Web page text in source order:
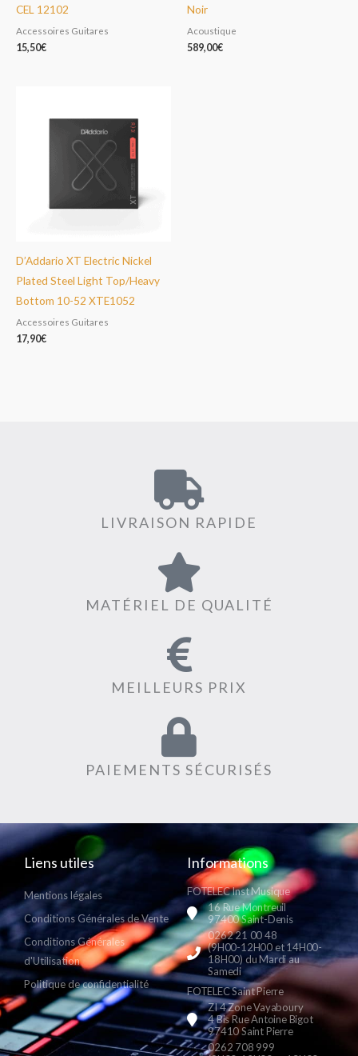
CEL 12102
Accessoires Guitares
15,50€
Noir
Acoustique
589,00€
D’Addario XT Electric Nickel
Plated Steel Light Top/Heavy
Bottom 10-52 XTE1052
Accessoires Guitares
17,90€
LIVRAISON RAPIDE
MATÉRIEL DE QUALITÉ
MEILLEURS PRIX
PAIEMENTS SÉCURISÉS
Liens utiles
Mentions légales
Conditions Générales de Vente
Conditions Générales
d'Utilisation
Politique de confidentialité
Informations
FOTELEC Inst Musique
16 Rue Montreuil
97400 Saint-Denis
0262 21 00 48
(9H00-12H00 et 14H00-
18H00) du Mardi au
Samedi
FOTELEC Saint Pierre
ZI 4 Zone Vayaboury
4 Bis Rue Antoine Bigot
97410 Saint Pierre
0262 708 999